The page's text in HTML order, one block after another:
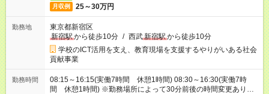
月収例 25～30万円
勤務地
東京都新宿区
新宿駅から徒歩10分 / 西武新宿駅から徒歩10分
学校のICT活用を支え、教育現場を支援するやりがいある社会
貢献事業
勤務時間
08:15～16:15(実働7時間 休憩1時間) 08:30～16:30(実働7時
間 休憩1時間) ※勤務場所によって30分前後の時間変更あり／